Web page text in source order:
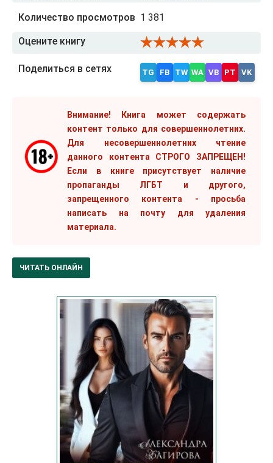
Количество просмотров 1 381
Оцените книгу
Поделиться в сетях TG FB TW WA VB PT VK
Внимание! Книга может содержать
контент только для совершеннолетних.
Для несовершеннолетних чтение
данного контента СТРОГО ЗАПРЕЩЕН!
Если в книге присутствует наличие
пропаганды ЛГБТ и другого,
запрещенного контента - просьба
написать на почту для удаления
материала.
ЧИТАТЬ ОНЛАЙН